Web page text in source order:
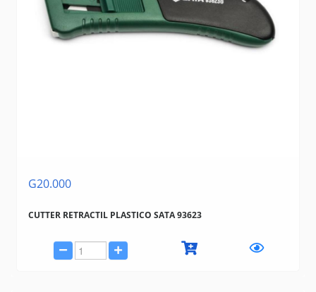
G20.000
CUTTER RETRACTIL PLASTICO SATA 93623